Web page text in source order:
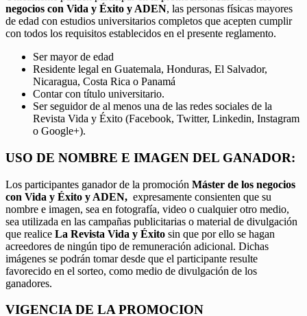
negocios con Vida y Éxito y ADEN, las personas físicas mayores
de edad con estudios universitarios completos que acepten cumplir
con todos los requisitos establecidos en el presente reglamento.
Ser mayor de edad
Residente legal en Guatemala, Honduras, El Salvador,
Nicaragua, Costa Rica o Panamá
Contar con título universitario.
Ser seguidor de al menos una de las redes sociales de la
Revista Vida y Éxito (Facebook, Twitter, Linkedin, Instagram
o Google+).
USO DE NOMBRE E IMAGEN DEL GANADOR:
Los participantes ganador de la promoción Máster de los negocios
con Vida y Éxito y ADEN, expresamente consienten que su
nombre e imagen, sea en fotografía, video o cualquier otro medio,
sea utilizada en las campañas publicitarias o material de divulgación
que realice La Revista Vida y Éxito sin que por ello se hagan
acreedores de ningún tipo de remuneración adicional. Dichas
imágenes se podrán tomar desde que el participante resulte
favorecido en el sorteo, como medio de divulgación de los
ganadores.
VIGENCIA DE LA PROMOCION